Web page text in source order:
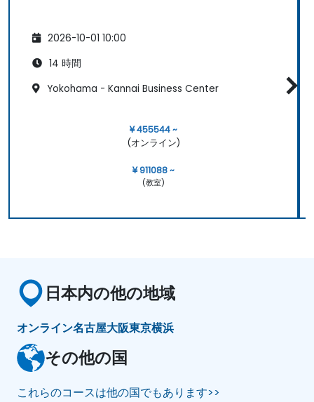
2026-10-01 10:00
14 時間
Yokohama - Kannai Business Center
¥ 455544 ~
(オンライン)
¥ 911088 ~
(教室)
日本内の他の地域
オンライン名古屋大阪東京横浜
その他の国
これらのコースは他の国でもあります>>